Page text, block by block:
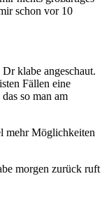
schon vor 10
klabe angeschaut.
Fällen eine
so man am
mehr Möglichkeiten
morgen zurück ruft